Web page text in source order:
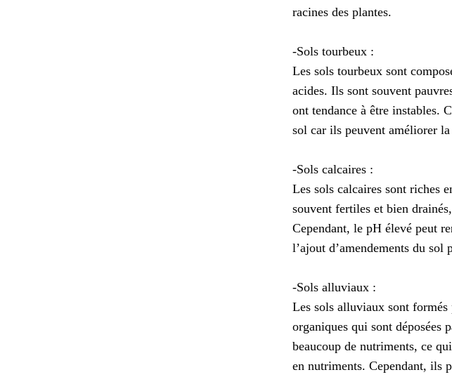
racines des plantes.
-Sols tourbeux :
Les sols tourbeux sont
acides. Ils sont souvent
ont tendance à être instables.
sol car ils peuvent améliorer
-Sols calcaires :
Les sols calcaires sont riches
souvent fertiles et bien
Cependant, le pH élevé peut
l’ajout d’amendements du
-Sols alluviaux :
Les sols alluviaux sont formés
organiques qui sont déposées
beaucoup de nutriments, ce
en nutriments. Cependant, ils